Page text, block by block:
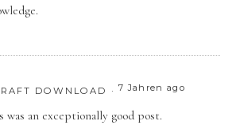
DOWNLOAD 7 Jahren ago
was an exceptionally good post.